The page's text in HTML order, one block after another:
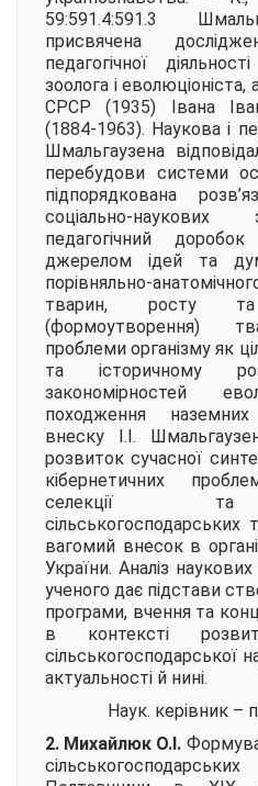
59:591.4:591.3
присвячена
педагогічної
зоолога і
СРСР (1935) Івана
(1884-1963). Наукова і
Шмальгаузена
перебудови системи
підпорядкована
соціально-
педагогічний
джерелом ідей та
порівняльно-
тварин, росту та
(формоутворення)
проблеми організму як
та історичному
закономірностей
походження
внеску І.І.
розвиток сучасної
кібернетичних
селекції та
вагомий внесок в
України. Аналіз
ученого дає підстави
програми, вчення та
в контексті
сільськогосподарської
актуальності й нині.
Наук. керівник –
2. Михайлюк О.І.